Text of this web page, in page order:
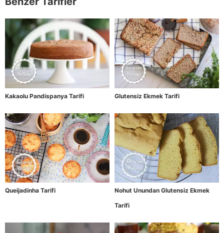
Kakaolu Pandispanya Tarifi Glutensiz Ekmek Tarifi
Queijadinha Tarifi
Nohut Unundan Glutensiz Ekmek
Tarifi